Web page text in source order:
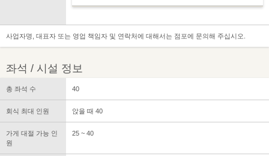
사업자명, 대표자 또는 영업 책임자 및 연락처에 대해서는 점포에 문의해 주십시오.
좌석 / 시설 정보
총 좌석 수 40
회식 최대 인원 앉을 때 40
가게 대절 가능 인
원
25 ~ 40